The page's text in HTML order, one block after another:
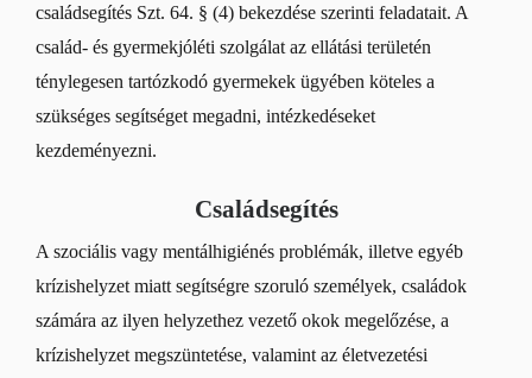
családsegítés Szt. 64. § (4) bekezdése szerinti feladatait. A
család- és gyermekjóléti szolgálat az ellátási területén
ténylegesen tartózkodó gyermekek ügyében köteles a
szükséges segítséget megadni, intézkedéseket
kezdeményezni.
Családsegítés
A szociális vagy mentálhigiénés problémák, illetve egyéb
krízishelyzet miatt segítségre szoruló személyek, családok
számára az ilyen helyzethez vezető okok megelőzése, a
krízishelyzet megszüntetése, valamint az életvezetési